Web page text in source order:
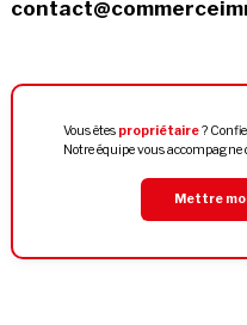
Vous êtes propriétaire?
Notre équipe vous accompagne
Mettre